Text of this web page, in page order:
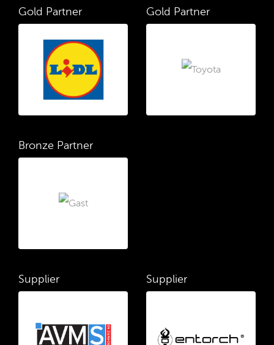
Gold Partner Gold Partner
Bronze Partner
Supplier Supplier